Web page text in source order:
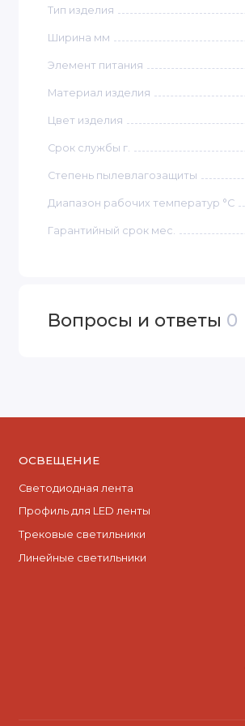
Тип изделия
Ширина мм
Элемент питания
Материал изделия
Цвет изделия
Срок службы г.
Степень пылевлагозащиты
Диапазон рабочих температур °C
Гарантийный срок мес.
Вопросы и ответы 0
ОСВЕЩЕНИЕ
Светодиодная лента
Профиль для LED ленты
Трековые светильники
Линейные светильники